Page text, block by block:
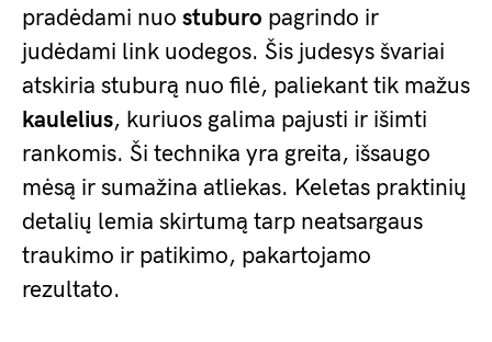
pradėdami nuo stuburo pagrindo ir
judėdami link uodegos. Šis judesys švariai
atskiria stuburą nuo filė, paliekant tik mažus
kaulelius, kuriuos galima pajusti ir išimti
rankomis. Ši technika yra greita, išsaugo
mėsą ir sumažina atliekas. Keletas praktinių
detalių lemia skirtumą tarp neatsargaus
traukimo ir patikimo, pakartojamo
rezultato.